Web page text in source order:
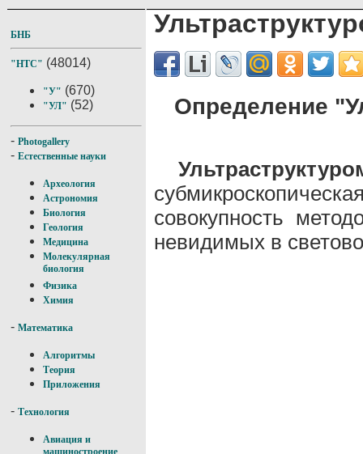
БНБ
"НТС" (48014)
"У" (670)
"УЛ" (52)
- Photogallery
- Естественные науки
Археология
Астрономия
Биология
Геология
Медицина
Молекулярная
биология
Физика
Химия
- Математика
Алгоритмы
Теория
Приложения
- Технология
Авиация и
Определение
совокупность
невидимых в